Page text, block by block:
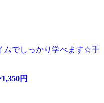
ムでしっかり学べます☆手
1,350円